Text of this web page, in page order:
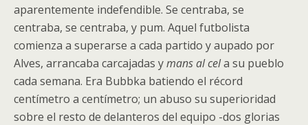
aparentemente indefendible. Se centraba, se
centraba, se centraba, y pum. Aquel futbolista
comienza a superarse a cada partido y aupado por
Alves, arrancaba carcajadas ymans al cela su pueblo
cada semana. Era Bubbka batiendo el récord
centímetro a centímetro; un abuso su superioridad
sobre el resto de delanteros del equipo -dos glorias